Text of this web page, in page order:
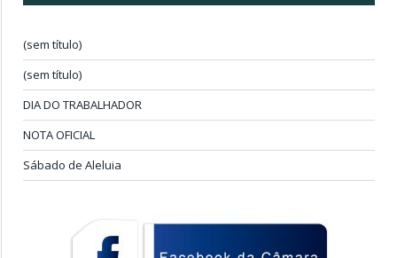
(sem título)
(sem título)
DIA DO TRABALHADOR
NOTA OFICIAL
Sábado de Aleluia